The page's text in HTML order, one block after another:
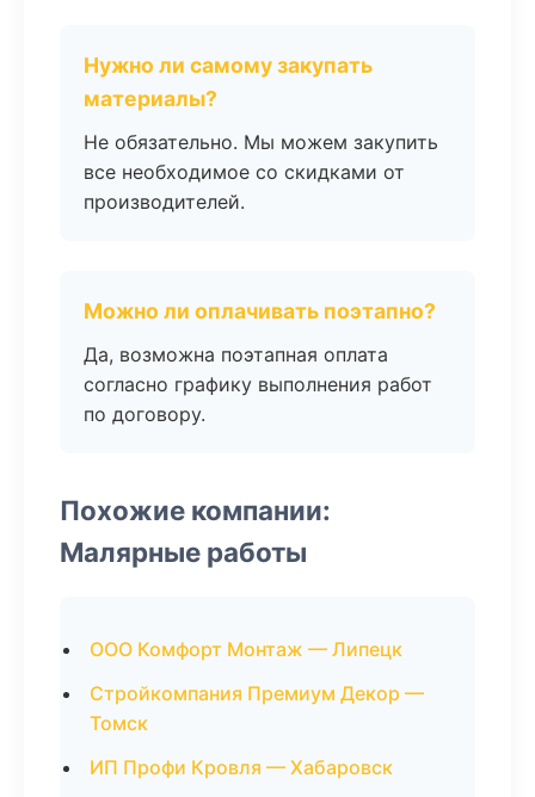
Нужно ли самому закупать
материалы?
Не обязательно. Мы можем закупить
все необходимое со скидками от
производителей.
Можно ли оплачивать поэтапно?
Да, возможна поэтапная оплата
согласно графику выполнения работ
по договору.
Похожие компании:
Малярные работы
ООО Комфорт Монтаж — Липецк
Стройкомпания Премиум Декор —
Томск
ИП Профи Кровля — Хабаровск